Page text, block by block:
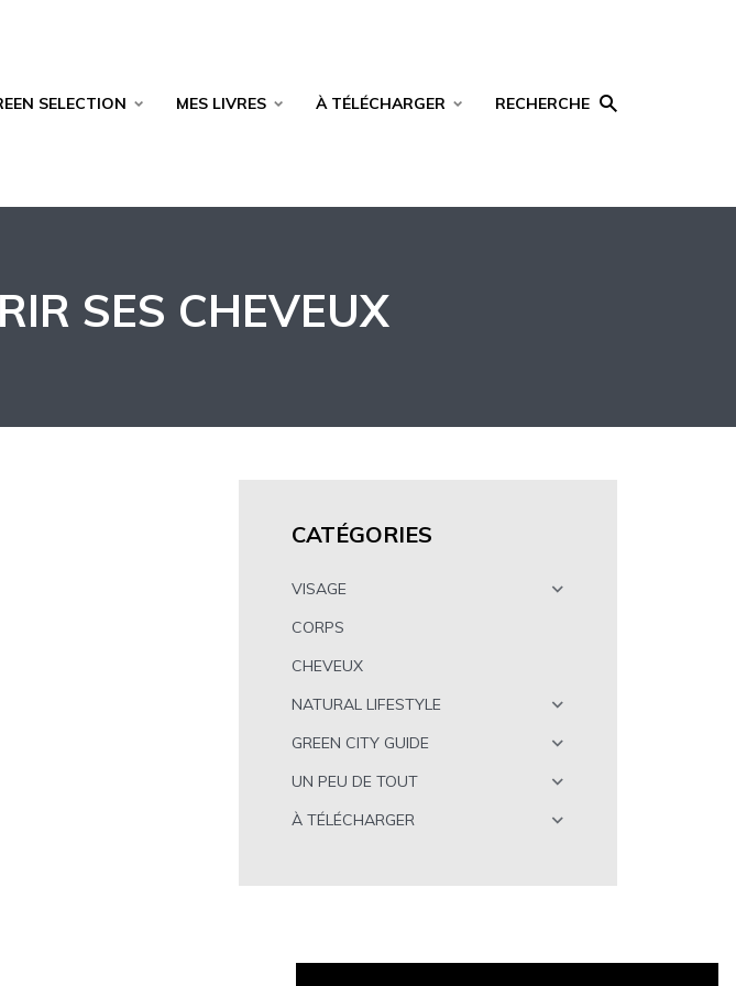
SELECTION MES LIVRES À TÉLÉCHARGER RECHERCHE
SES CHEVEUX
CATÉGORIES
VISAGE
CORPS
CHEVEUX
NATURAL LIFESTYLE
GREEN CITY GUIDE
UN PEU DE TOUT
À TÉLÉCHARGER